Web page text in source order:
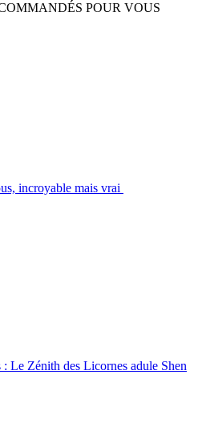
POUR VOUS
incroyable mais vrai
Le Zénith des Licornes adule Shen